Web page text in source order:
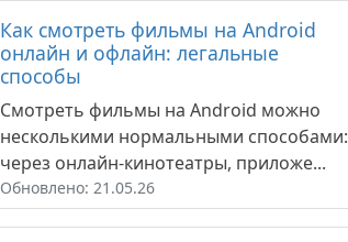
Как смотреть фильмы на Android
онлайн и офлайн: легальные
способы
Смотреть фильмы на Android можно
несколькими нормальными способами:
через онлайн-кинотеатры, приложе...
Обновлено: 21.05.26